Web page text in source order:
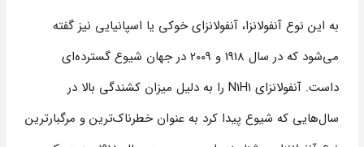
به این نوع آنفولانزا، آنفولانزای خوکی یا اسپانیایی نیز گفته
می‌شود که در سال 1918 و 2009 در جهان شیوع گسترده‌ای
داست. آنفولانزای N1H1 را به دلیل میزان کشندگی بالا در
سال‌هایی که شیوع پیدا کرد به عنوان خطرناک‌ترین و مرگبار‌ترین